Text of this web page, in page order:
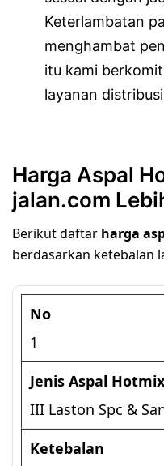
Keterlambatan
menghambat
itu kami
layanan
Harga Aspal
jalan.com
Berikut daftar harga
berdasarkan ketebalan
1
III Laston Spc &